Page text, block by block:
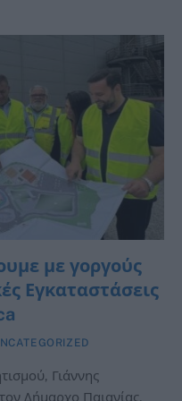
με γοργούς
Εγκαταστάσεις
Γιάννης
Δήμαρχο Παιανίας,